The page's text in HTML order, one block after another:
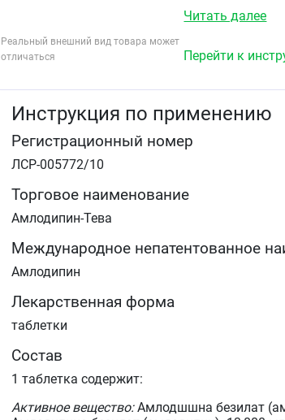
Реальный внешний вид товара может
отличаться
Читать далее
Перейти к
Инструкция по применению
Регистрационный номер
ЛСР-005772/10
Торговое наименование
Амлодипин-Тева
Международное непатентованное
Амлодипин
Лекарственная форма
таблетки
Состав
1 таблетка содержит:
Активное вещество:Амлодшшна безилат